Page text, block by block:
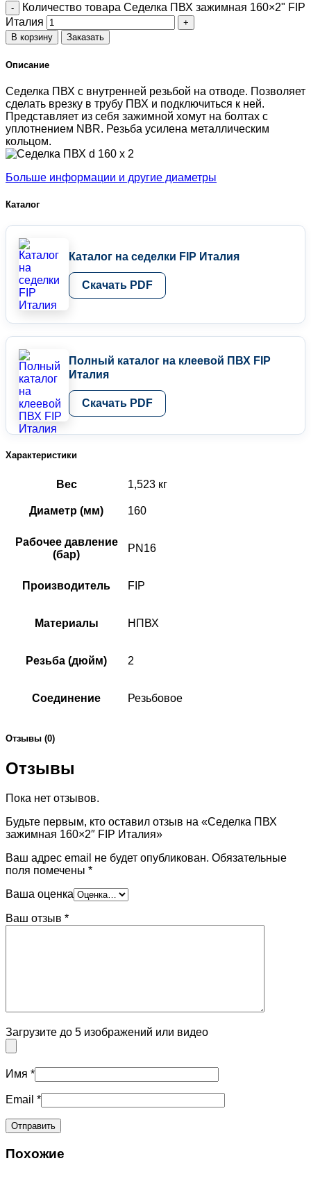
Количество товара Седелка ПВХ зажимная 160×2" FIP
Италия
В корзину Заказать
Описание
Седелка ПВХ с внутренней резьбой на отводе. Позволяет
сделать врезку в трубу ПВХ и подключиться к ней.
Представляет из себя зажимной хомут на болтах с
уплотнением NBR. Резьба усилена металлическим
кольцом.
Больше информации и другие диаметры
Каталог
Каталог на седелки FIP Италия
Скачать PDF
Полный каталог на клеевой ПВХ FIP
Италия
Скачать PDF
Характеристики
Вес 1,523 кг
Диаметр (мм) 160
Рабочее давление
(бар)
PN16
Производитель FIP
Материалы НПВХ
Резьба (дюйм) 2
Соединение Резьбовое
Отзывы (0)
Отзывы
Пока нет отзывов.
Будьте первым, кто оставил отзыв на «Седелка ПВХ
зажимная 160×2″ FIP Италия»
Ваш адрес email не будет опубликован. Обязательные
поля помечены *
Ваша оценка
Ваш отзыв *
Загрузите до 5 изображений или видео
Имя *
Email *
Похожие